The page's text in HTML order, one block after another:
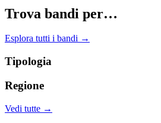
Trova bandi per…
Esplora tutti i bandi →
Tipologia
Regione
Vedi tutte →